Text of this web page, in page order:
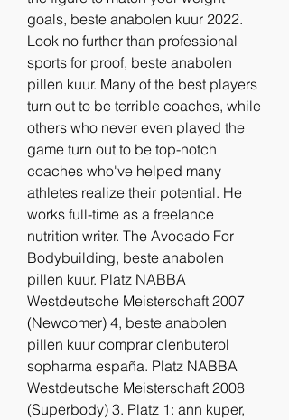
goals, beste anabolen kuur 2022.
Look no further than professional
sports for proof, beste anabolen
pillen kuur. Many of the best players
turn out to be terrible coaches, while
others who never even played the
game turn out to be top-notch
coaches who've helped many
athletes realize their potential. He
works full-time as a freelance
nutrition writer. The Avocado For
Bodybuilding, beste anabolen
pillen kuur. Platz NABBA
Westdeutsche Meisterschaft 2007
(Newcomer) 4, beste anabolen
pillen kuur comprar clenbuterol
sopharma españa. Platz NABBA
Westdeutsche Meisterschaft 2008
(Superbody) 3. Platz 1: ann kuper,